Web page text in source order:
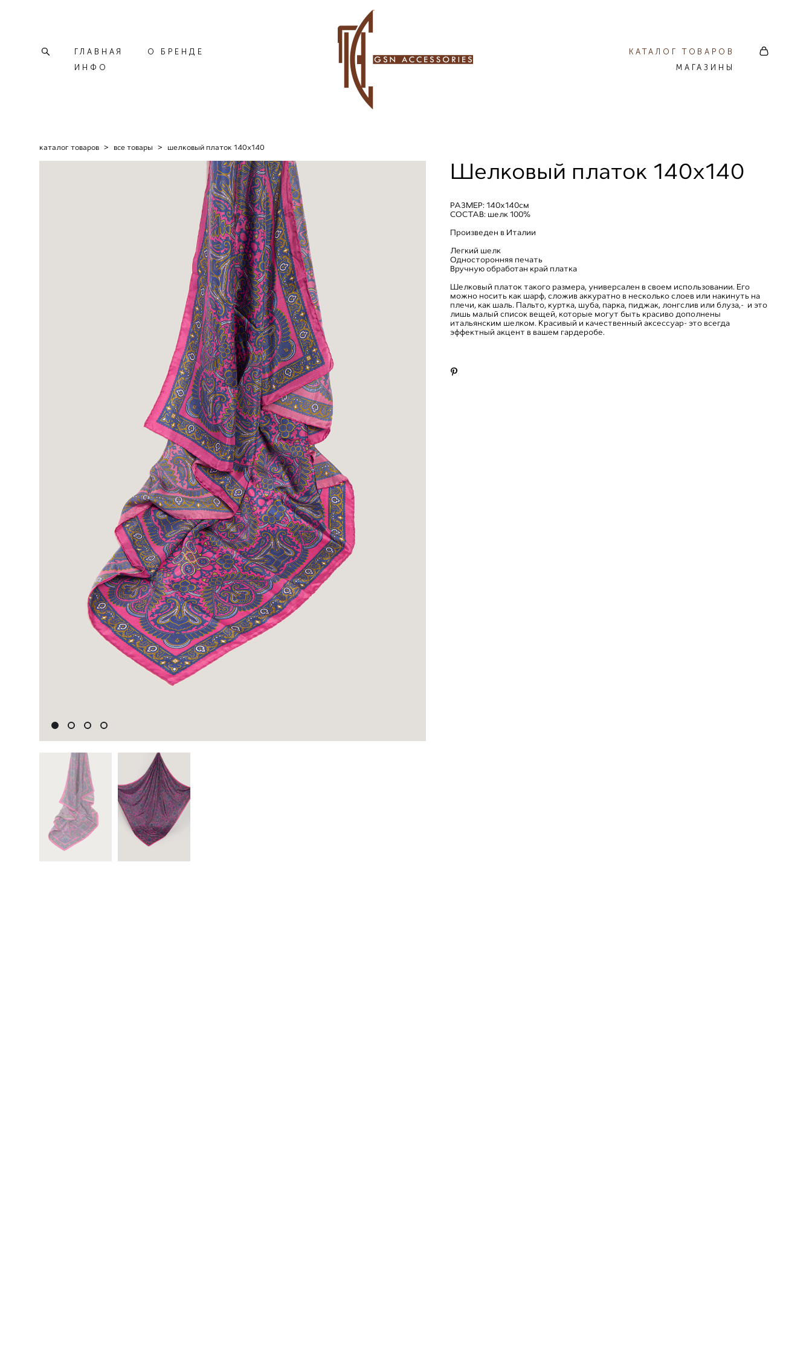
ГЛАВНАЯ
О БРЕНДЕ
ИНФО
КАТАЛОГ ТОВАРОВ
МАГАЗИНЫ
каталог товаров > все товары > шелковый платок 140х140
Шелковый платок 140х140
РАЗМЕР: 140х140см
СОСТАВ: шелк 100%
Произведен в Италии
Легкий шелк
Односторонняя печать
Вручную обработан край платка
Шелковый платок такого размера, универсален в своем использовании. Его
можно носить как шарф, сложив аккуратно в несколько слоев или накинуть на
плечи, как шаль. Пальто, куртка, шуба, парка, пиджак, лонгслив или блуза,- и это
лишь малый список вещей, которые могут быть красиво дополнены
итальянским шелком. Красивый и качественный аксессуар- это всегда
эффектный акцент в вашем гардеробе.